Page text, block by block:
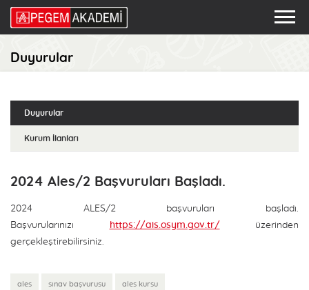
Duyurular
Duyurular
Kurum İlanları
2024 Ales/2 Başvuruları Başladı.
2024 ALES/2 başvuruları başladı.
Başvurularınızı
https://ais.osym.gov.tr/ üzerinden
gerçekleştirebilirsiniz.
ales sınav başvurusu ales kursu